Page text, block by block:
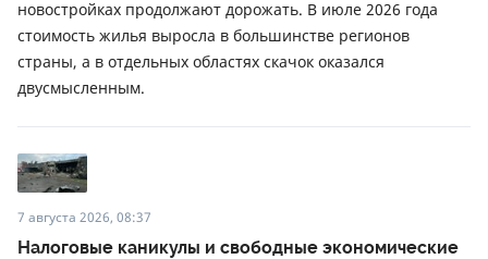
новостройках продолжают дорожать. В июле 2026 года
стоимость жилья выросла в большинстве регионов
страны, а в отдельных областях скачок оказался
двусмысленным.
7 августа 2026, 08:37
Налоговые каникулы и свободные экономические